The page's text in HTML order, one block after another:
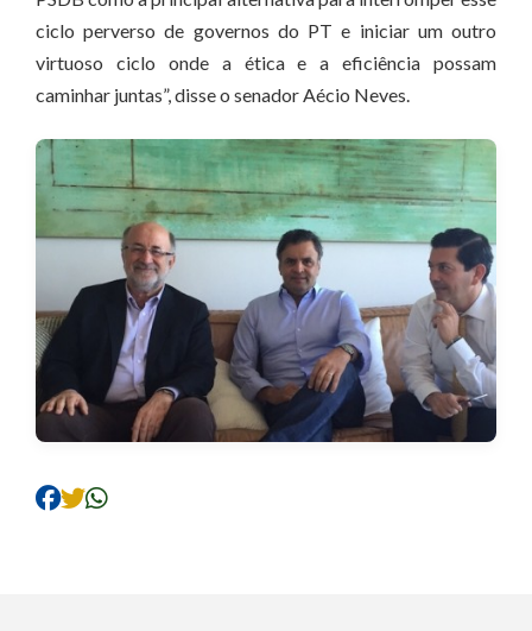
ciclo perverso de governos do PT e iniciar um outro
virtuoso ciclo onde a ética e a eficiência possam
caminhar juntas”, disse o senador Aécio Neves.